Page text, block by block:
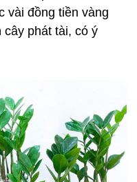
vài đồng tiền vàng
phát tài, có ý